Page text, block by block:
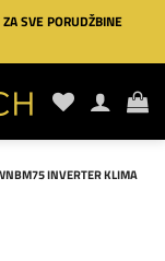
SVE PORUDŽBINE
INVERTER KLIMA